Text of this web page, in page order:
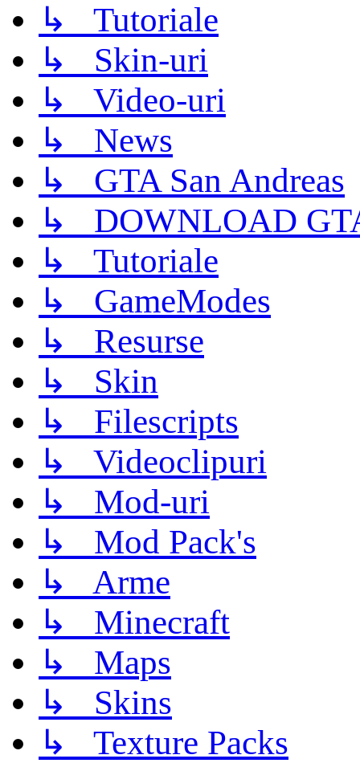
↳ Tutoriale
↳ Skin-uri
↳ Video-uri
↳ News
↳ GTA San Andreas
↳ DOWNLOAD
↳ Tutoriale
↳ GameModes
↳ Resurse
↳ Skin
↳ Filescripts
↳ Videoclipuri
↳ Mod-uri
↳ Mod Pack's
↳ Arme
↳ Minecraft
↳ Maps
↳ Skins
↳ Texture Packs